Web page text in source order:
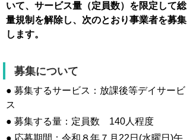
いて、サービス量（定員数）を限定して総
量規制を解除し、次のとおり事業者を募集
します。
募集について
● 募集するサービス：放課後等デイサービ
ス
● 募集する量：定員数 140人程度
● 応募期間：令和８年７月22日(水曜日)午